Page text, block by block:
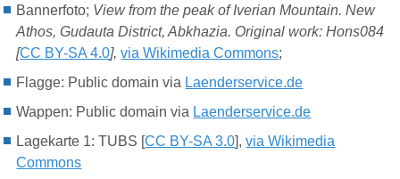
Bannerfoto; View from the peak of Iverian Mountain. New
Athos, Gudauta District, Abkhazia. Original work: Hons084
[CC BY-SA 4.0],via Wikimedia Commons;
Flagge: Public domain via Laenderservice.de
Wappen: Public domain via Laenderservice.de
Lagekarte 1: TUBS [CC BY-SA 3.0],via Wikimedia
Commons